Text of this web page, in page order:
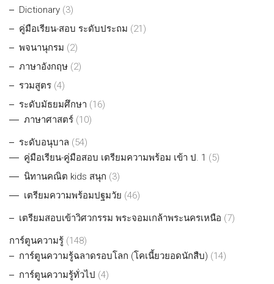
Dictionary (3)
คู่มือเรียน-สอบ ระดับประถม (21)
พจนานุกรม (2)
ภาษาอังกฤษ (2)
รวมสูตร (4)
ระดับมัธยมศึกษา (16)
ภาษาศาสตร์ (10)
ระดับอนุบาล (54)
คู่มือเรียน-คู่มือสอบ เตรียมความพร้อม เข้า ป. 1 (5)
นิทานคณิต kids สนุก (3)
เตรียมความพร้อมปฐมวัย (46)
เตรียมสอบเข้าวิศวกรรม พระจอมเกล้าพระนครเหนือ (7)
การ์ตูนความรู้ (148)
การ์ตูนความรู้ฉลาดรอบโลก (โคเนี้ยวยอดนักสืบ) (14)
การ์ตูนความรู้ทั่วไป (4)